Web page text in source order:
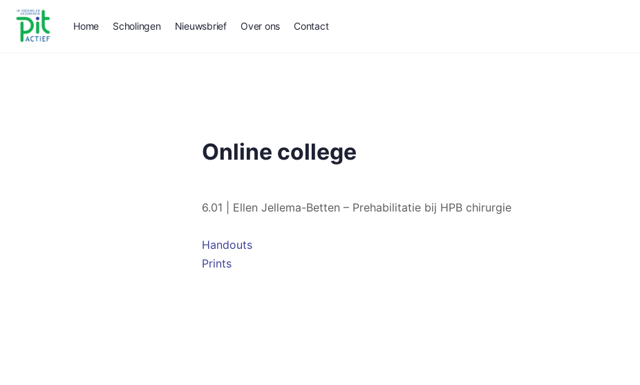
Home Scholingen Nieuwsbrief Over ons Contact
Online college
6.01 | Ellen Jellema-Betten – Prehabilitatie bij HPB chirurgie
Handouts
Prints